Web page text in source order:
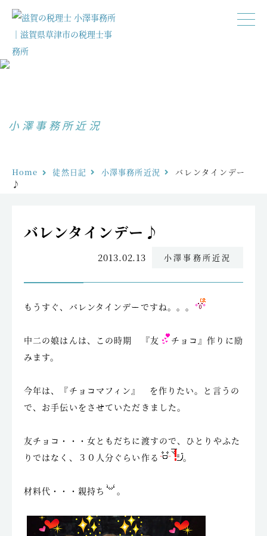
小澤事務所近況
Home 徒然日記 小澤事務所近況
バレンタインデー
♪
バレンタインデー♪
2013.02.13 小澤事務所近況
もうすぐ、バレンタインデーですね。。。
中二の娘はんは、この時期 『友
チョコ』作りに励
みます。
今年は、『チョコマフィン』 を作りたい。と言うの
で、お手伝いをさせていただきました。
友チョコ・・・女ともだちに渡すので、ひとりやふた
りではなく、３０人分ぐらい作る
。
材料代・・・親持ち 。